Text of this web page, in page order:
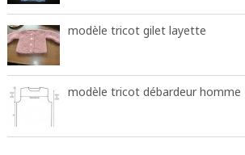
modèle tricot gilet layette
modèle tricot débardeur homme